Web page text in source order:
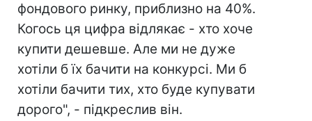
фондового ринку, приблизно на 40%.
Когось ця цифра відлякає - хто хоче
купити дешевше. Але ми не дуже
хотіли б їх бачити на конкурсі. Ми б
хотіли бачити тих, хто буде купувати
дорого", - підкреслив він.